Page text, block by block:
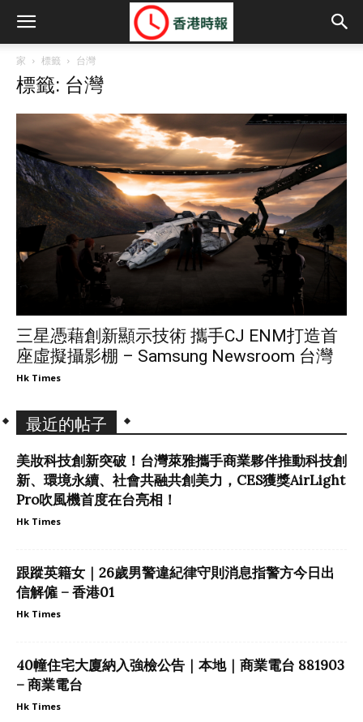
家 標籤 台灣
標籤: 台灣
三星憑藉創新顯示技術 攜手CJ ENM打造首
座虛擬攝影棚 – Samsung Newsroom 台灣
Hk Times
最近的帖子
美妝科技創新突破！台灣萊雅攜手商業夥伴推動科技創
新、環境永續、社會共融共創美力，CES獲獎AirLight
Pro吹風機首度在台亮相！
Hk Times
跟蹤英籍女｜26歲男警違紀律守則消息指警方今日出
信解僱 – 香港01
Hk Times
40幢住宅大廈納入強檢公告｜本地｜商業電台 881903
– 商業電台
Hk Times